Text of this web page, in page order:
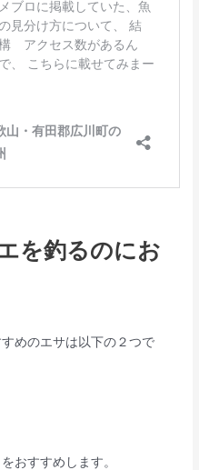
を釣るのにお
めのエサは以下の２つで
おすすめします。